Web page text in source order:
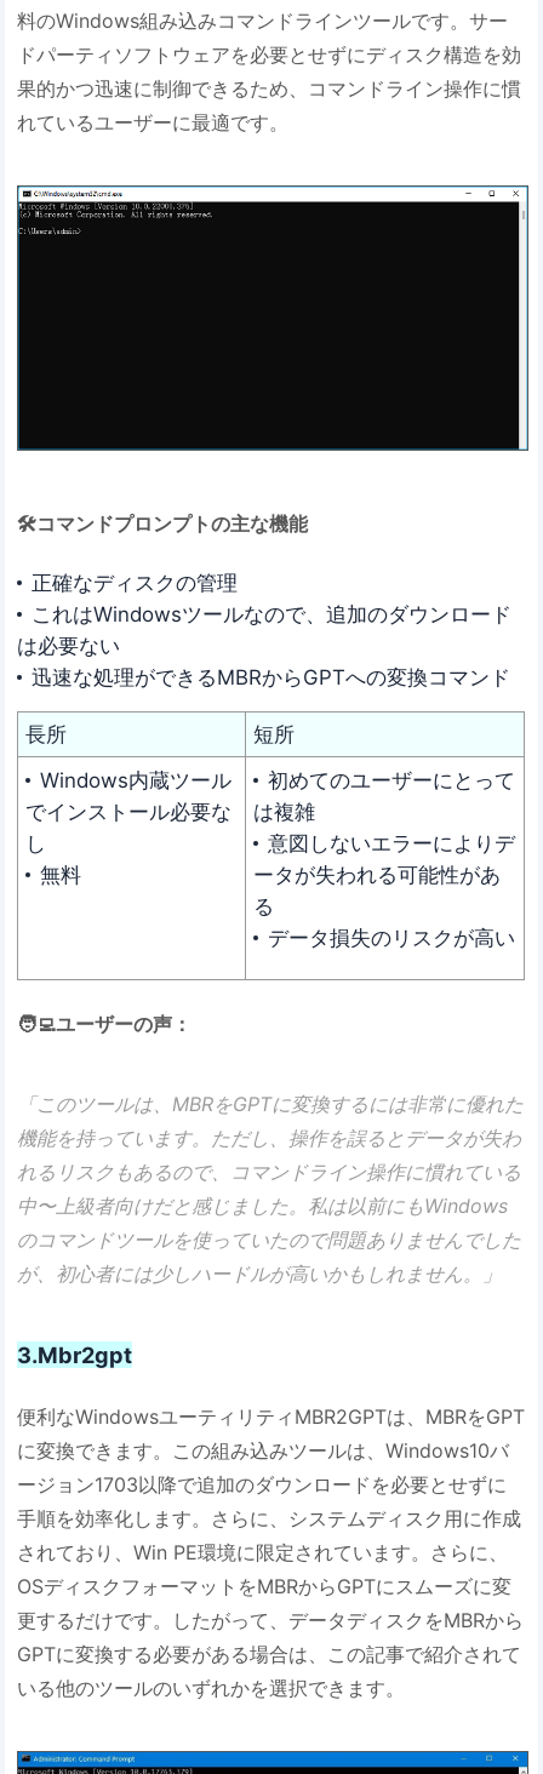
料のWindows組み込みコマンドラインツールです。サー
ドパーティソフトウェアを必要とせずにディスク構造を効
果的かつ迅速に制御できるため、コマンドライン操作に慣
れているユーザーに最適です。
🛠コマンドプロンプトの主な機能
正確なディスクの管理
これはWindowsツールなので、追加のダウンロード
は必要ない
迅速な処理ができるMBRからGPTへの変換コマンド
長所
短所
Windows内蔵ツール
でインストール必要な
し
無料
初めてのユーザーにとって
は複雑
意図しないエラーによりデ
ータが失われる可能性があ
る
データ損失のリスクが高い
🧑‍💻ユーザーの声：
「このツールは、MBRをGPTに変換するには非常に優れた
機能を持っています。ただし、操作を誤るとデータが失わ
れるリスクもあるので、コマンドライン操作に慣れている
中〜上級者向けだと感じました。私は以前にもWindows
のコマンドツールを使っていたので問題ありませんでした
が、初心者には少しハードルが高いかもしれません。」
3.Mbr2gpt
便利なWindowsユーティリティMBR2GPTは、MBRをGPT
に変換できます。この組み込みツールは、Windows10バ
ージョン1703以降で追加のダウンロードを必要とせずに
手順を効率化します。さらに、システムディスク用に作成
されており、Win PE環境に限定されています。さらに、
OSディスクフォーマットをMBRからGPTにスムーズに変
更するだけです。したがって、データディスクをMBRから
GPTに変換する必要がある場合は、この記事で紹介されて
いる他のツールのいずれかを選択できます。